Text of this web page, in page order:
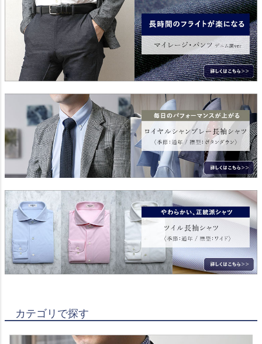
カテゴリで探す